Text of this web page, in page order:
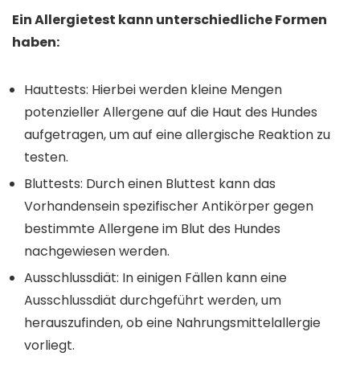
Ein Allergietest kann unterschiedliche Formen
haben:
Hauttests: Hierbei werden kleine Mengen
potenzieller Allergene auf die Haut des Hundes
aufgetragen, um auf eine allergische Reaktion zu
testen.
Bluttests: Durch einen Bluttest kann das
Vorhandensein spezifischer Antikörper gegen
bestimmte Allergene im Blut des Hundes
nachgewiesen werden.
Ausschlussdiät: In einigen Fällen kann eine
Ausschlussdiät durchgeführt werden, um
herauszufinden, ob eine Nahrungsmittelallergie
vorliegt.